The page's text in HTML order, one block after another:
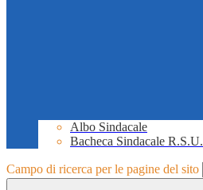
Albo Sindacale
Bacheca Sindacale R.S.U.
Campo di ricerca per le pagine del sito